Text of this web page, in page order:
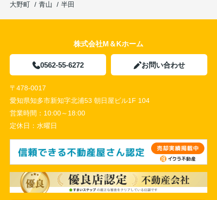
大野町
青山 半田
株式会社M＆Kホーム
0562-55-6272 お問い合わせ
〒478-0017
愛知県知多市新知字北浦53 朝日屋ビル1F 104
営業時間： 10:00～18:00
定休日： 水曜日